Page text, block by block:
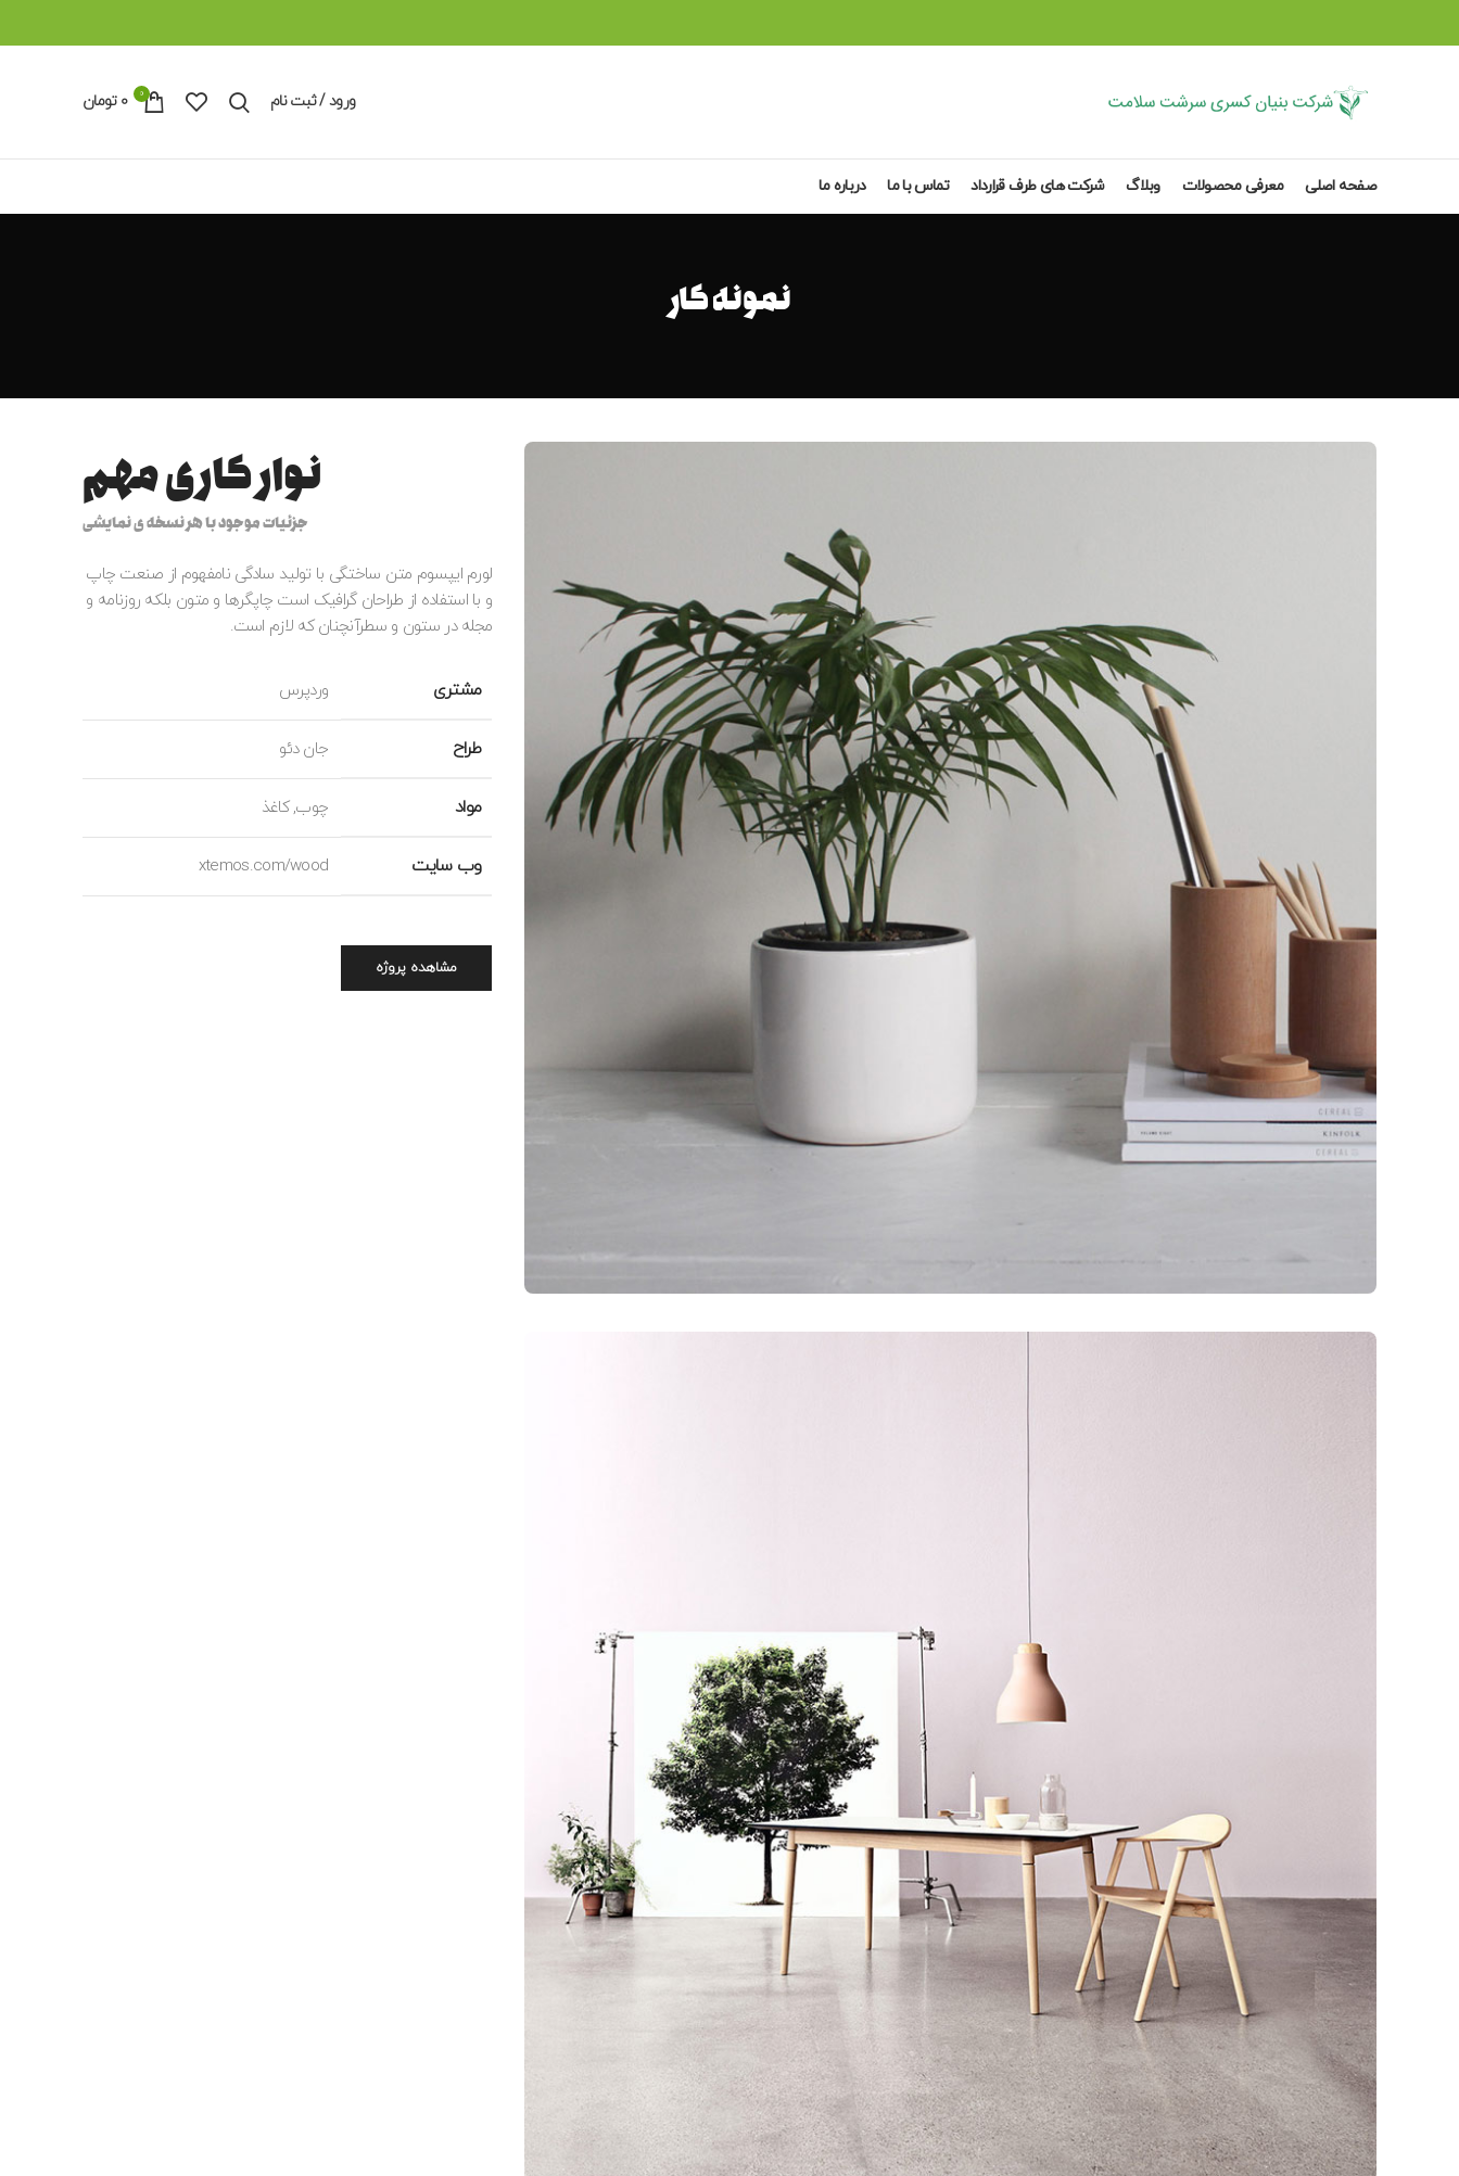
ورود / ثبت نام 0
0 تومان
صفحه اصلی معرفی محصولات وبلاگ شرکت های طرف قرارداد تماس با ما درباره ما
نمونه کار
نوار کاری مهم
جزئیات موجود با هر نسخه ی نمایشی
لورم ایپسوم متن ساختگی با تولید سادگی نامفهوم از صنعت چاپ
و با استفاده از طراحان گرافیک است چاپگرها و متون بلکه روزنامه و
مجله در ستون و سطرآنچنان که لازم است.
مشتری وردپرس
طراح جان دئو
مواد چوب, کاغذ
وب سایت xtemos.com/wood
مشاهده پروژه